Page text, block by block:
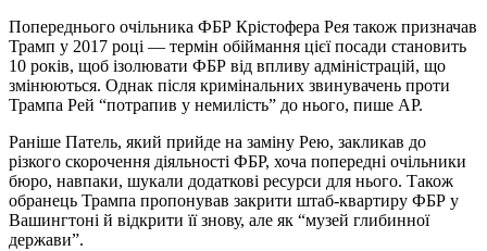
Попереднього очільника ФБР Крістофера Рея також призначав
Трамп у 2017 році — термін обіймання цієї посади становить
10 років, щоб ізолювати ФБР від впливу адміністрацій, що
змінюються. Однак після кримінальних звинувачень проти
Трампа Рей “потрапив у немилість” до нього, пише AP.
Раніше Патель, який прийде на заміну Рею, закликав до
різкого скорочення діяльності ФБР, хоча попередні очільники
бюро, навпаки, шукали додаткові ресурси для нього. Також
обранець Трампа пропонував закрити штаб-квартиру ФБР у
Вашингтоні й відкрити її знову, але як “музей глибинної
держави”.